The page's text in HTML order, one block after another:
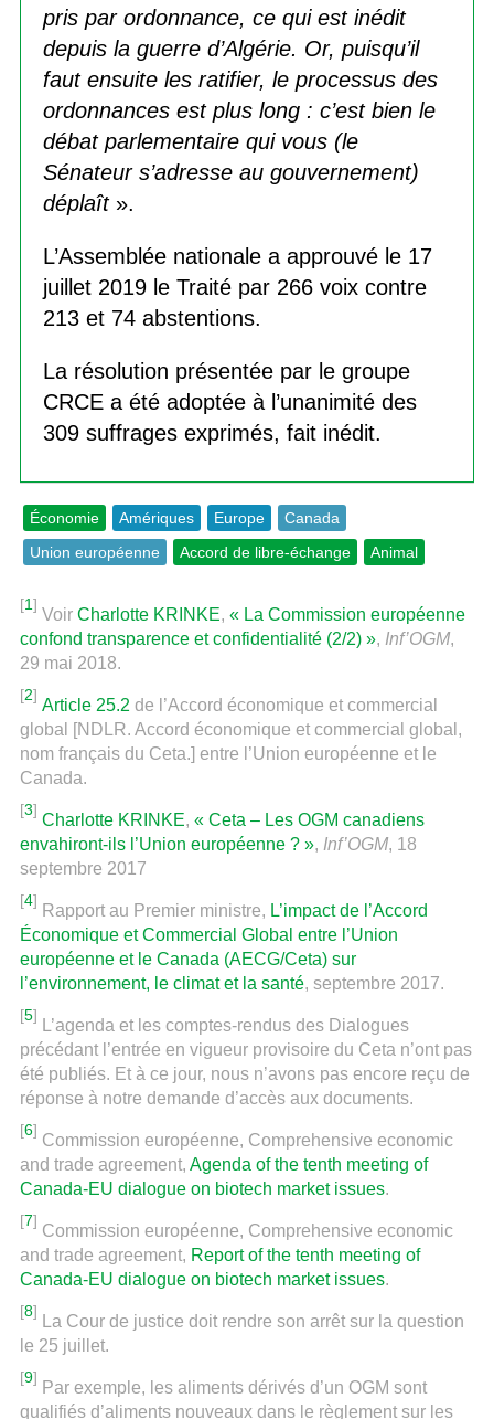
pris par ordonnance, ce qui est inédit
depuis la guerre d’Algérie. Or, puisqu’il
faut ensuite les ratifier, le processus des
ordonnances est plus long : c’est bien le
débat parlementaire qui vous (le
Sénateur s’adresse au gouvernement)
déplaît».
L’Assemblée nationale a approuvé le 17
juillet 2019 le Traité par 266 voix contre
213 et 74 abstentions.
La résolution présentée par le groupe
CRCE a été adoptée à l’unanimité des
309 suffrages exprimés, fait inédit.
Économie Amériques Europe
Canada
Union européenne
Accord de libre-échange Animal
[1]
Voir Charlotte KRINKE, « La Commission européenne
confond transparence et confidentialité (2/2) », Inf’OGM,
29 mai 2018.
[2]
Article 25.2 de l’Accord économique et commercial
global [NDLR. Accord économique et commercial global,
nom français du Ceta.] entre l’Union européenne et le
Canada.
[3]
Charlotte KRINKE, « Ceta – Les OGM canadiens
envahiront-ils l’Union européenne ? », Inf’OGM, 18
septembre 2017
[4]
Rapport au Premier ministre, L’impact de l’Accord
Économique et Commercial Global entre l’Union
européenne et le Canada (AECG/Ceta) sur
l’environnement, le climat et la santé, septembre 2017.
[5]
L’agenda et les comptes-rendus des Dialogues
précédant l’entrée en vigueur provisoire du Ceta n’ont pas
été publiés. Et à ce jour, nous n’avons pas encore reçu de
réponse à notre demande d’accès aux documents.
[6]
Commission européenne, Comprehensive economic
and trade agreement, Agenda of the tenth meeting of
Canada-EU dialogue on biotech market issues.
[7]
Commission européenne, Comprehensive economic
and trade agreement, Report of the tenth meeting of
Canada-EU dialogue on biotech market issues.
[8]
La Cour de justice doit rendre son arrêt sur la question
le 25 juillet.
[9]
Par exemple, les aliments dérivés d’un OGM sont
qualifiés d’aliments nouveaux dans le règlement sur les